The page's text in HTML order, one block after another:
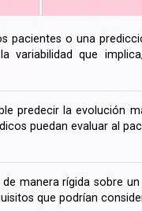
o una
variabilidad que
predecir la evolución
puedan evaluar al
manera rígida sobre
que podrían